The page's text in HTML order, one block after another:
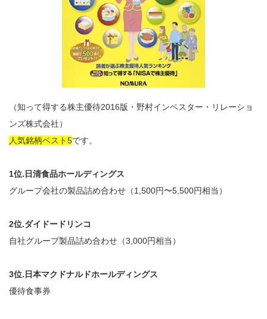
（知って得する株主優待2016版・野村インベスター・リレーショ
ンズ株式会社）
人気銘柄ベスト5です。
1位.日清食品ホールディングス
グループ会社の製品詰め合わせ（1,500円〜5,500円相当）
2位.ダイドードリンコ
自社グループ製品詰め合わせ（3,000円相当）
3位.日本マクドナルドホールディングス
優待食事券